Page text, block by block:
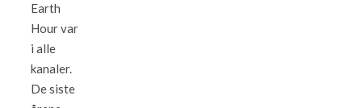
Earth
Hour var
i alle
kanaler.
De siste